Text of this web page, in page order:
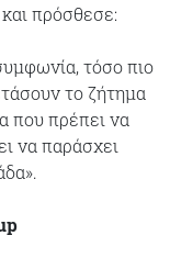
πρόσθεσε:
τόσο πιο
το ζήτημα
που πρέπει να
να παράσχει